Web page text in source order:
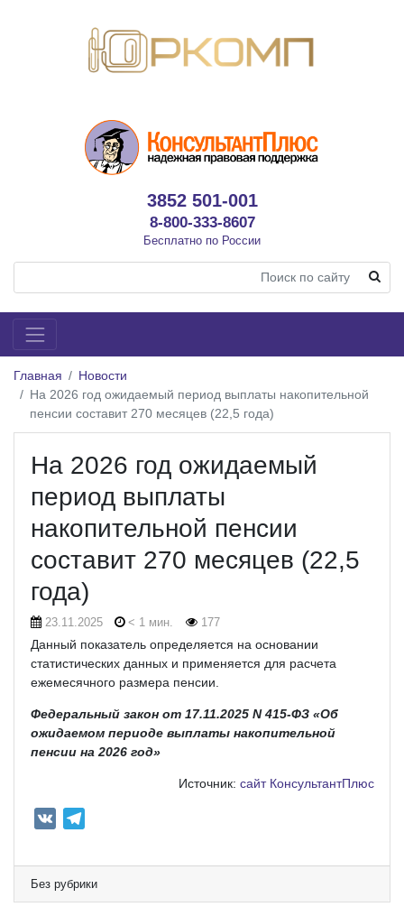
3852 501-001
8-800-333-8607
Бесплатно по России
Главная
Новости
На 2026 год ожидаемый период выплаты накопительной
пенсии составит 270 месяцев (22,5 года)
На 2026 год ожидаемый
период выплаты
накопительной пенсии
составит 270 месяцев (22,5
года)
23.11.2025 < 1 мин. 177
Данный показатель определяется на основании
статистических данных и применяется для расчета
ежемесячного размера пенсии.
Федеральный закон от 17.11.2025 N 415-ФЗ «Об
ожидаемом периоде выплаты накопительной
пенсии на 2026 год»
Источник: сайт КонсультантПлюс
e
g
Без рубрики